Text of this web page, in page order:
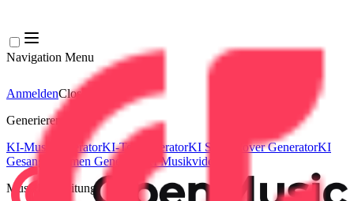
Navigation Menu
AnmeldenClose menu
Generieren
KI-MusikgeneratorKI-TextgeneratorKI Song Cover GeneratorKI
Gesangsstimmen Generator
KI Musikvideo
Musikbearbeitung